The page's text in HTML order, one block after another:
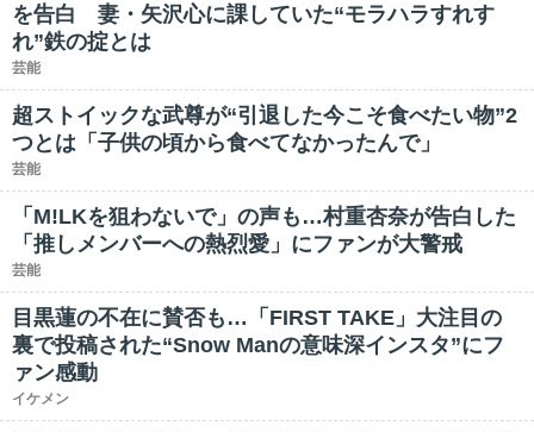
を告白 妻・矢沢心に課していた“モラハラすれす
れ”鉄の掟とは
芸能
超ストイックな武尊が“引退した今こそ食べたい物”2
つとは「子供の頃から食べてなかったんで」
芸能
「M!LKを狙わないで」の声も…村重杏奈が告白した
「推しメンバーへの熱烈愛」にファンが大警戒
芸能
目黒蓮の不在に賛否も…「FIRST TAKE」大注目の
裏で投稿された“Snow Manの意味深インスタ”にフ
ァン感動
イケメン